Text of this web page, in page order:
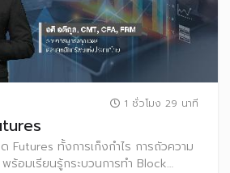
1 ชั่วโมง 29 นาที
Futures ทั้งการเก็งกําไร การถัวความ
พร้อมเรียนรู้กระบวนการทำ Block